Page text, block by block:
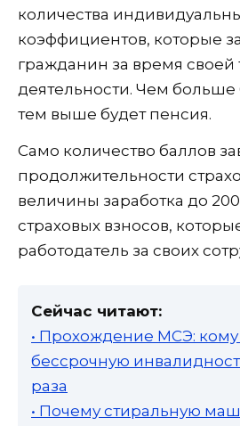
количества
коэффициентов, которые
гражданин за время своей
деятельности. Чем больше
тем выше будет пенсия.
Само количество баллов
продолжительности
величины заработка до
страховых взносов,
работодатель за своих
Сейчас читают:
• Прохождение МСЭ:
бессрочную
раза
• Почему стиральную